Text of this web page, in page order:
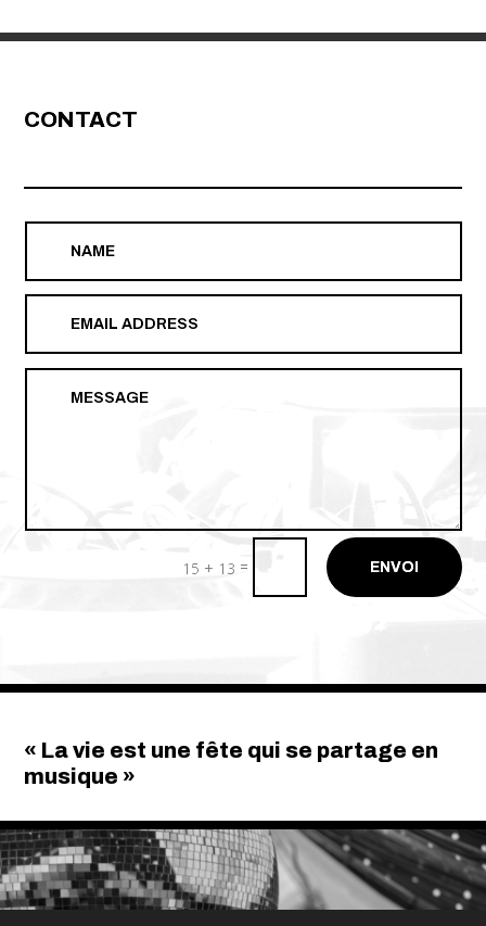
CONTACT
15 + 13 = ENVOI
« La vie est une fête qui se partage en
musique »